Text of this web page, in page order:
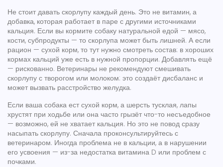
Не стоит давать скорлупу каждый день. Это не витамин, а
добавка, которая работает в паре с другими источниками
кальция. Если вы кормите собаку натуральной едой — мясо,
кости, субпродукты — то скорлупа может быть лишней. А если
рацион — сухой корм, то тут нужно смотреть состав: в хороших
кормах кальций уже есть в нужной пропорции. Добавлять ещё
— рискованно. Ветеринары не рекомендуют смешивать
скорлупу с творогом или молоком: это создаёт дисбаланс и
может вызвать расстройство желудка.
Если ваша собака ест сухой корм, а шерсть тусклая, лапы
хрустят при ходьбе или она часто грызёт что-то несъедобное
— возможно, ей не хватает кальция. Но это не повод сразу
насыпать скорлупу. Сначала проконсультируйтесь с
ветеринаром. Иногда проблема не в кальции, а в нарушении
его усвоения — из-за недостатка витамина D или проблем с
почками.